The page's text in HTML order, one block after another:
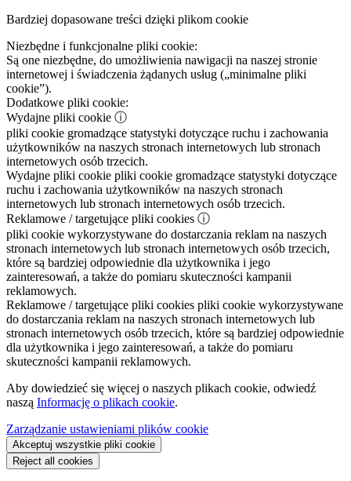
Bardziej dopasowane treści dzięki plikom cookie
Niezbędne i funkcjonalne pliki cookie:
Są one niezbędne, do umożliwienia nawigacji na naszej stronie
internetowej i świadczenia żądanych usług („minimalne pliki
cookie”).
Dodatkowe pliki cookie:
Wydajne pliki cookie ⓘ
pliki cookie gromadzące statystyki dotyczące ruchu i zachowania
użytkowników na naszych stronach internetowych lub stronach
internetowych osób trzecich.
Wydajne pliki cookie pliki cookie gromadzące statystyki dotyczące
ruchu i zachowania użytkowników na naszych stronach
internetowych lub stronach internetowych osób trzecich.
Reklamowe / targetujące pliki cookies ⓘ
pliki cookie wykorzystywane do dostarczania reklam na naszych
stronach internetowych lub stronach internetowych osób trzecich,
które są bardziej odpowiednie dla użytkownika i jego
zainteresowań, a także do pomiaru skuteczności kampanii
reklamowych.
Reklamowe / targetujące pliki cookies pliki cookie wykorzystywane
do dostarczania reklam na naszych stronach internetowych lub
stronach internetowych osób trzecich, które są bardziej odpowiednie
dla użytkownika i jego zainteresowań, a także do pomiaru
skuteczności kampanii reklamowych.
Aby dowiedzieć się więcej o naszych plikach cookie, odwiedź
naszą Informację o plikach cookie.
Zarządzanie ustawieniami plików cookie
Akceptuj wszystkie pliki cookie
Reject all cookies